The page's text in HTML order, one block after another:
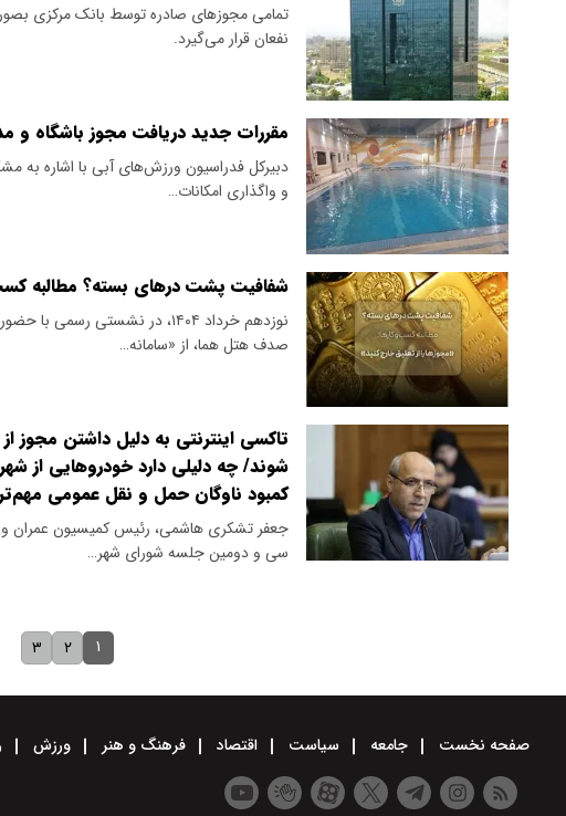
تمامی مجوزهای صادره توسط بانک مرکزی
نفعان قرار می‌گیرد.
مقررات جدید دریافت مجوز باشگاه و
دبیرکل فدراسیون ورزش‌های آبی با اشاره به
و واگذاری امکانات…
شفافیت پشت درهای بسته؟ مطالبه
نوزدهم خرداد ۱۴۰۴، در نشستی
صدف هتل هما، از «سامانه…
تاکسی اینترنتی به دلیل داشتن مجوز
شوند/ چه دلیلی دارد خودروهایی از
کمبود ناوگان حمل و نقل عمومی
جعفر تشکری هاشمی، رئیس کمیسیون عمران
سی و دومین جلسه شورای شهر…
۱ ۲ ۳
صفحه نخست جامعه سیاست اقتصاد فرهنگ و هنر ورزش